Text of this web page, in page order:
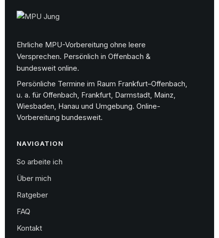
Ehrliche MPU-Vorbereitung ohne leere
Versprechen. Persönlich in Offenbach &
bundesweit online.
Persönliche Termine im Raum Frankfurt–Offenbach,
u. a. für Offenbach, Frankfurt, Darmstadt, Mainz,
Wiesbaden, Hanau und Umgebung. Online-
Vorbereitung bundesweit.
NAVIGATION
So arbeite ich
Über mich
Ratgeber
FAQ
Kontakt